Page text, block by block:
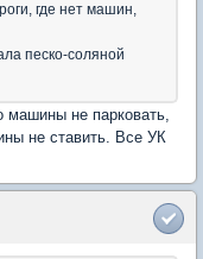
где нет машин,
песко-соляной
машины не парковать,
не ставить. Все УК